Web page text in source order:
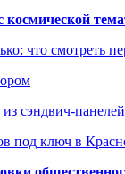
космической
что смотреть
из сэндвич-
под ключ в